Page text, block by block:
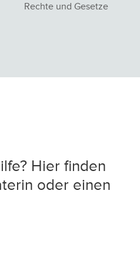
Rechte und Gesetze
Hier finden
oder einen